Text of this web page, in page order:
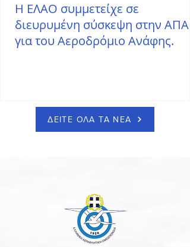
Η ΕΛΑΟ συμμετείχε σε
διευρυμένη σύσκεψη στην ΑΠΑ
για του Αεροδρόμιο Ανάφης.
ΔΕΙΤΕ ΟΛΑ ΤΑ ΝΕΑ